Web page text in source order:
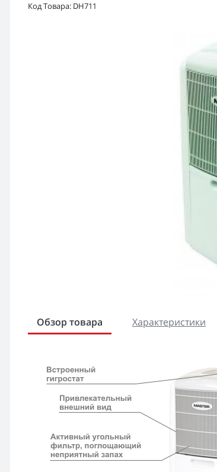
Код Товара: DH711
Обзор товара Характеристики